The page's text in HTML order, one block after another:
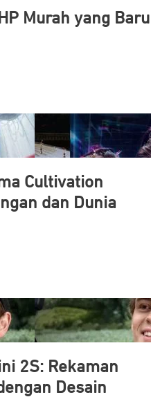
Murah yang Baru
Cultivation
dan Dunia
2S: Rekaman
Desain